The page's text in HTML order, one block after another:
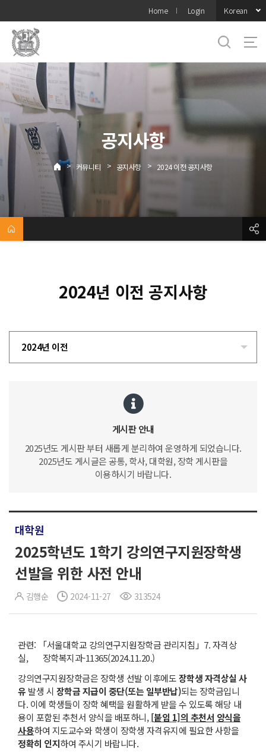
메뉴
Home Login Korean
공지사항
> 커뮤니티 > 공지사항 > 2024 이전 공지사항
2024년 이전 공지사항
2024년 이전
게시판 안내
2025년도 게시판 부터 새롭게 분리하여 운영하게 되었습니다.
2025년도 게시글은 공통, 학사, 대학원, 장학 게시판을
이용하시기 바랍니다.
대학원
2025학년도 1학기 강의연구지원장학생
선발을 위한 사전 안내
김행순 2024-11-27 313524
관련: 「서울대학교 강의연구지원장학금 관리지침」7. 자격상
실, 장학복지과-11365(2024.11.20.)
강의연구지원장학금은 장학생 선발 이후에도장학생 자격상실 사
유 발생 시 장학금 지급이 중단(또는 일부반납)되는 장학금입니
다. 이에 학생들이 장학 혜택을 원활하게 받을 수 있도록 해당 내
용이 포함된 추천서 양식을 배포하니,[붙임 1]의 추천서 양식을
사용하여 지도교수와 학생이 장학생 자격유지에 필요한 사항을
정확히 인지하여 주시기 바랍니다.